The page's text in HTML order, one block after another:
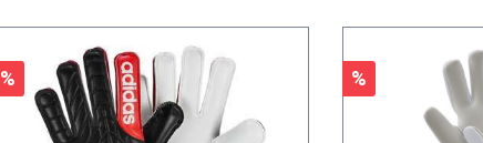
Rabatt
% Rabatt
%